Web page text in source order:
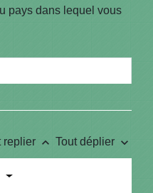
pays dans lequel vous
replier keyboard_arrow_up Tout déplier keyboard_arrow_down